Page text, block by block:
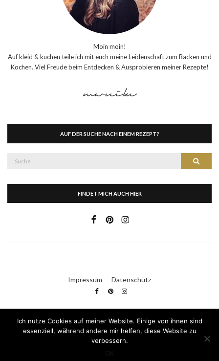
Moin moin!
Auf kleid & kuchen teile ich mit euch meine Leidenschaft zum Backen und
Kochen. Viel Freude beim Entdecken & Ausprobieren meiner Rezepte!
AUF DER SUCHE NACH EINEM REZEPT?
Suche
FINDET MICH AUCH HIER
Impressum Datenschutz
Kleid & Kuchen
Ich nutze Cookies auf meiner Website. Einige von ihnen sind
essenziell, während andere mir helfen, diese Website zu
verbessern.